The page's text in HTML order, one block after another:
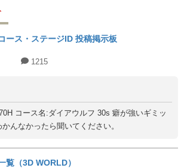
ース・ステージID 投稿掲示板
1215
コース名:ダイアウルフ 30s 癖が強いギミッ
んなかったら聞いてください。
覧（3D WORLD）